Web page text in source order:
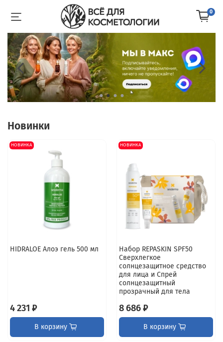
0
Новинки
НОВИНКА
HIDRALOE Алоэ гель 500 мл
4 231 ₽
В корзину
НОВИНКА
Набор REPASKIN SPF50
Сверхлегкое
солнцезащитное средство
для лица и Спрей
солнцезащитный
прозрачный для тела
8 686 ₽
В корзину